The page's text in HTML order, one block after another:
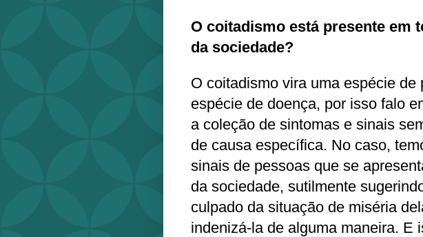
O coitadismo está presente em
da sociedade?
O coitadismo vira uma espécie de
espécie de doença, por isso falo
a coleção de sintomas e sinais
de causa específica. No caso,
sinais de pessoas que se
da sociedade, sutilmente
culpado da situação de miséria
indenizá-la de alguma maneira. E